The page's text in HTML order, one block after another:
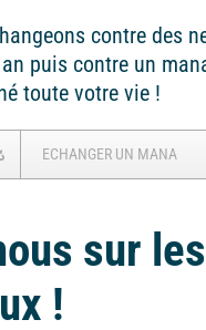
contre des
puis contre un
toute votre vie !
ECHANGER UN MANA
sur les
!